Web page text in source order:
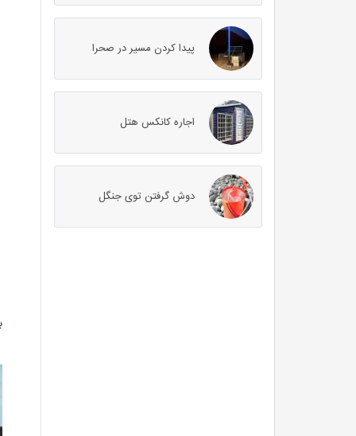
پیدا کردن مسیر در صحرا
اجاره کانکس هتل
دوش گرفتن توی جنگل